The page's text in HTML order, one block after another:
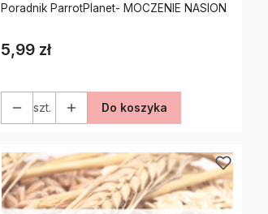
Poradnik ParrotPlanet- MOCZENIE NASION
Cena
5,99 zł
szt. Do koszyka